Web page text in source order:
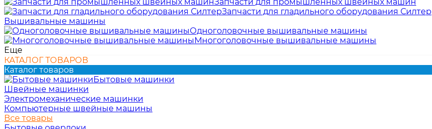
Запчасти для гладильного оборудования Силтер
Вышивальные машины
Одноголовочные вышивальные машины
Многоголовочные вышивальные машины
Еще
КАТАЛОГ ТОВАРОВ
Каталог товаров
Бытовые машинки
Швейные машинки
Электромеханические машинки
Компьютерные швейные машины
Все товары